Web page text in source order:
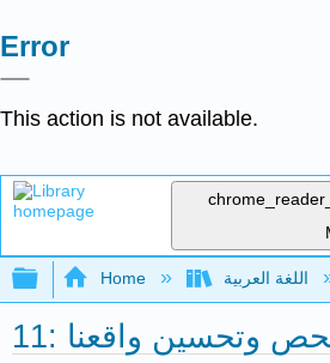
Error
This action is not available.
Expand/collapse global
Home
وتحسين واقعنا